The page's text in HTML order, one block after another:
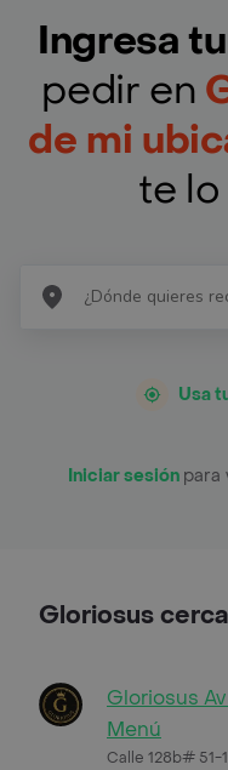
Ingresa
pedir en
de mi
te
Usa
Iniciar sesión para
Gloriosus
Gloriosus
Menú
Calle 128b# 51-